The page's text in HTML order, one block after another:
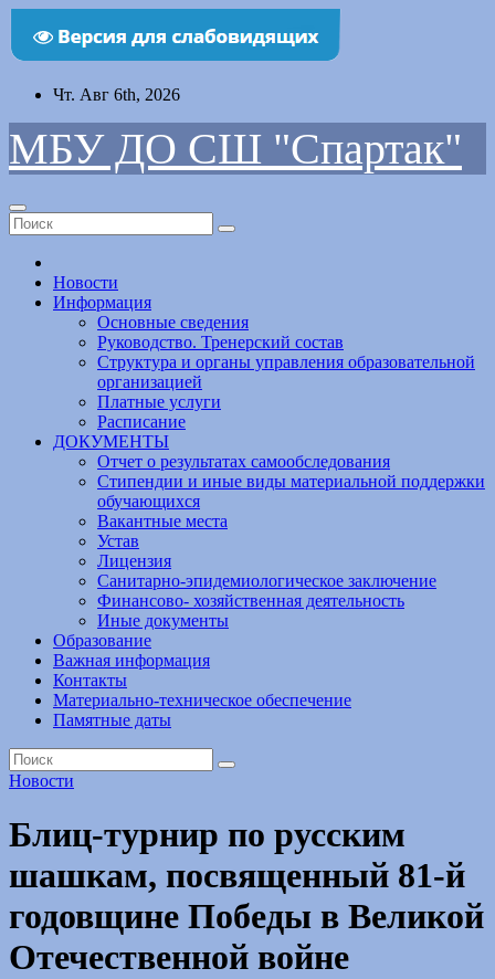
Перейти
содержимому
Чт. Авг 6th, 2026
МБУ ДО СШ "Спартак"
Новости
Информация
Основные сведения
Руководство. Тренерский состав
Структура и органы управления образовательной
организацией
Платные услуги
Расписание
ДОКУМЕНТЫ
Отчет о результатах самообследования
Стипендии и иные виды материальной поддержки
обучающихся
Вакантные места
Устав
Лицензия
Санитарно-эпидемиологическое заключение
Финансово- хозяйственная деятельность
Иные документы
Образование
Важная информация
Контакты
Материально-техническое обеспечение
Памятные даты
Новости
Блиц-турнир по русским
шашкам, посвященный 81-й
годовщине Победы в Великой
Отечественной войне